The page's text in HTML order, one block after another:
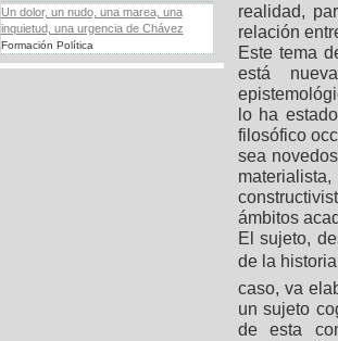
Un dolor, un nudo, una marea, una
inquietud, una urgencia de Chávez
Formación Política
realidad,
relación
Este tema
está
lo ha
filosófico
sea
ámbitos
El sujeto,
de la
caso, va
un sujeto
de esta